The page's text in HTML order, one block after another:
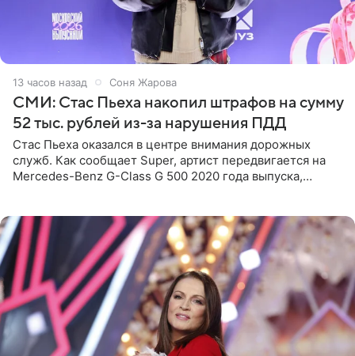
13 часов назад Соня Жарова
СМИ: Стас Пьеха накопил штрафов на сумму
52 тыс. рублей из-за нарушения ПДД
Стас Пьеха оказался в центре внимания дорожных
служб. Как сообщает Super, артист передвигается на
Mercedes-Benz G-Class G 500 2020 года выпуска,